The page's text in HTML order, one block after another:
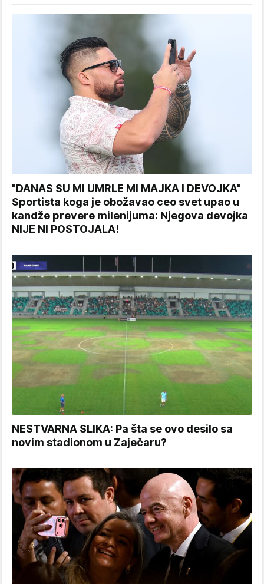
"DANAS SU MI UMRLE MI MAJKA I DEVOJKA"
Sportista koga je obožavao ceo svet upao u
kandže prevere milenijuma: Njegova devojka
NIJE NI POSTOJALA!
NESTVARNA SLIKA: Pa šta se ovo desilo sa
novim stadionom u Zaječaru?